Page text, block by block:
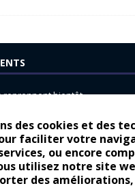
des cookies et des
faciliter votre
ou encore
utilisez notre site
des
reprennent bientôt…
film de marque pour Citroën
voyage, voyage…
: naissance d’une légende